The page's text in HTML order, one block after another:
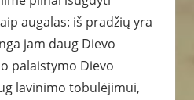
augalas: iš pradžių yra
jam daug Dievo
palaistymo Dievo
lavinimo tobulėjimui,